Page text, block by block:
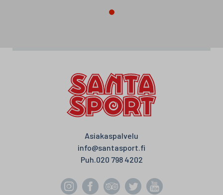
Asiakaspalvelu
info@santasport.fi
Puh.020 798 4202